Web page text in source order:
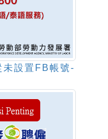
未設置FB帳號-